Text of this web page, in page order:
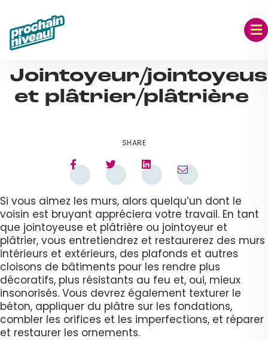
content
Jointoyeur/
et plâtrier/plâtrière
SHARE
Si vous aimez les murs, alors quelqu’un dont le
voisin est bruyant appréciera votre travail. En tant
que jointoyeuse et plâtrière ou jointoyeur et
plâtrier, vous entretiendrez et restaurerez des murs
intérieurs et extérieurs, des plafonds et autres
cloisons de bâtiments pour les rendre plus
décoratifs, plus résistants au feu et, oui, mieux
insonorisés. Vous devrez également texturer le
béton, appliquer du plâtre sur les fondations,
combler les orifices et les imperfections, et réparer
et restaurer les ornements.